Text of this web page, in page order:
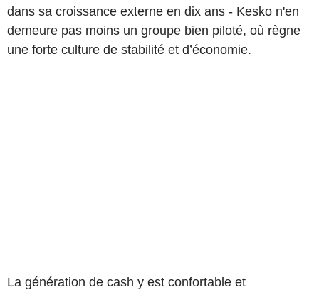
dans sa croissance externe en dix ans - Kesko n'en
demeure pas moins un groupe bien piloté, où règne
une forte culture de stabilité et d’économie.
La génération de cash y est confortable et